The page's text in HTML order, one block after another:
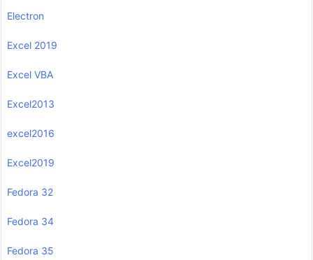
Electron
Excel 2019
Excel VBA
Excel2013
excel2016
Excel2019
Fedora 32
Fedora 34
Fedora 35